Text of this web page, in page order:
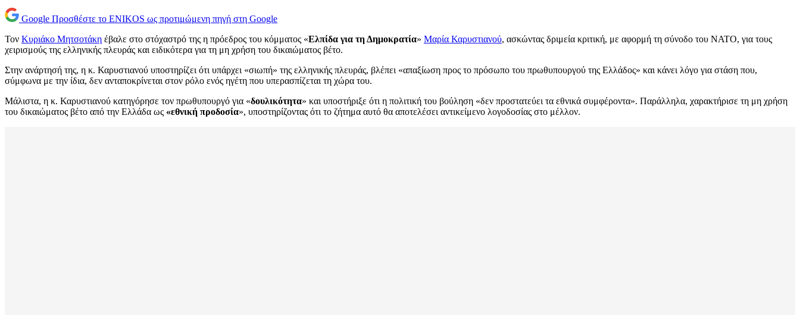
Google Προσθέστε το ENIKOS ως προτιμώμενη πηγή στη Google
Τον Κυριάκο Μητσοτάκη έβαλε στο στόχαστρό της η πρόεδρος του κόμματος «Ελπίδα για τη Δημοκρατία» Μαρία Καρυστιανού, ασκώντας δριμεία κριτική, με αφορμή τη σύνοδο του ΝΑΤΟ, για τους
χειρισμούς της ελληνικής πλευράς και ειδικότερα για τη μη χρήση του δικαιώματος βέτο.
Στην ανάρτησή της, η κ. Καρυστιανού υποστηρίζει ότι υπάρχει «σιωπή» της ελληνικής πλευράς, βλέπει «απαξίωση προς το πρόσωπο του πρωθυπουργού της Ελλάδος» και κάνει λόγο για στάση που,
σύμφωνα με την ίδια, δεν ανταποκρίνεται στον ρόλο ενός ηγέτη που υπερασπίζεται τη χώρα του.
Μάλιστα, η κ. Καρυστιανού κατηγόρησε τον πρωθυπουργό για «δουλικότητα» και υποστήριξε ότι η πολιτική του βούληση «δεν προστατεύει τα εθνικά συμφέροντα». Παράλληλα, χαρακτήρισε τη μη χρήση
του δικαιώματος βέτο από την Ελλάδα ως «εθνική προδοσία», υποστηρίζοντας ότι το ζήτημα αυτό θα αποτελέσει αντικείμενο λογοδοσίας στο μέλλον.